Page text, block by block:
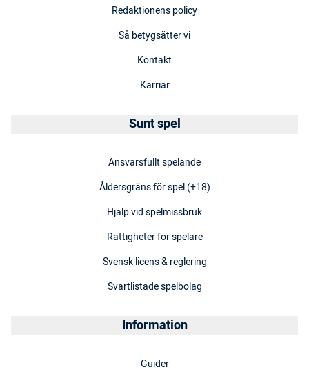
Redaktionens policy
Så betygsätter vi
Kontakt
Karriär
Sunt spel
Ansvarsfullt spelande
Åldersgräns för spel (+18)
Hjälp vid spelmissbruk
Rättigheter för spelare
Svensk licens & reglering
Svartlistade spelbolag
Information
Guider